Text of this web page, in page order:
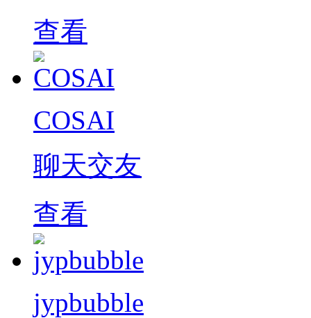
查看
COSAI
聊天交友
查看
jypbubble